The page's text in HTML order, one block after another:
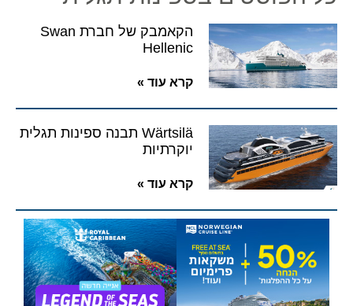
הקאמבק של חברת Swan
Hellenic
קרא עוד »
Wärtsilä תבנה ספינות תגלית
יוקרתיות
קרא עוד »